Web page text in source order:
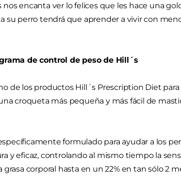
encanta ver lo felices que les hace una
su perro tendrá que aprender a vivir con
de control de peso de Hill´s
de los productos Hill´s Prescription Diet
croqueta más pequeña y más fácil de
formulado para ayudar a los
y eficaz, controlando al mismo tiempo la
corporal hasta en un 22% en tan sólo 2